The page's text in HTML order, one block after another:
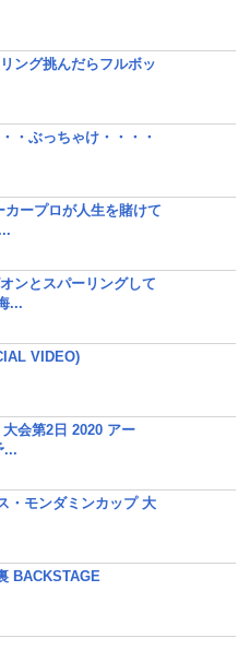
ング挑んだらフルボッ
・ぶっちゃけ・・・・
カープロが人生を賭けて
ンとスパーリングして
...
VIDEO)
大会第2日 2020 アー
...
・モンダミンカップ 大
BACKSTAGE